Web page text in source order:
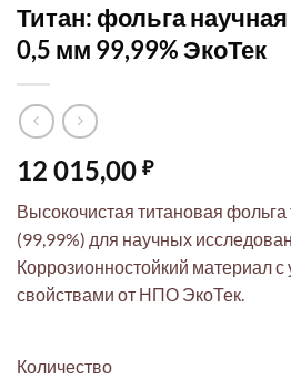
Титан: фольга
0,5 мм 99,99% ЭкоТек
12 015,00 ₽
Высокочистая титановая
(99,99%) для научных
Коррозионностойкий материал
свойствами от НПО ЭкоТек.
Количество